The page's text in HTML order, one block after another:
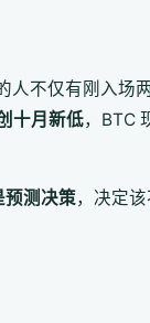
人不仅有刚入场
十月新低，BTC
预测决策，决定